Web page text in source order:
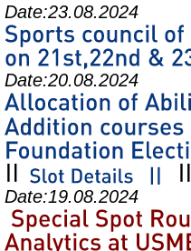
Date:23.08.2024
Date:20.08.2024
Date:19.08.2024